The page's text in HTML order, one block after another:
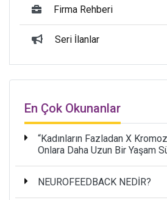
Firma Rehberi
Seri İlanlar
En Çok Okunanlar
“Kadınların Fazladan X
Onlara Daha Uzun Bir Yaşam
NEUROFEEDBACK NEDİR?